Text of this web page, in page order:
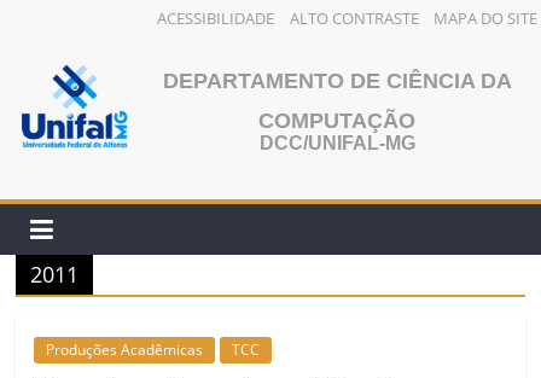
ACESSIBILIDADE ALTO CONTRASTE MAPA DO SITE
conteúdo
DEPARTAMENTO DE CIÊNCIA DA
COMPUTAÇÃO
DCC/UNIFAL-MG
2011
Produções Acadêmicas TCC